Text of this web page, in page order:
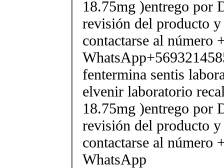
18.75mg )entrego por
revisión del producto
contactarse al número
fentermina sentis
elvenir laboratorio
18.75mg )entrego por
revisión del producto
contactarse al número
WhatsApp